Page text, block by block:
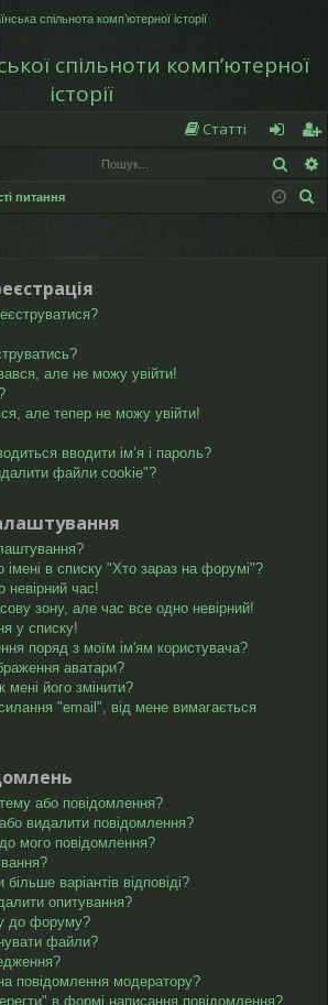
спільноти компʼютерної
історії
Статті
хі
д
еє
ст
питання
але не можу увійти!
але тепер не можу увійти!
вводити ім’я і пароль?
файли cookie"?
імені в списку "Хто зараз на форумі"?
невірний час!
зону, але час все одно невірний!
у списку!
поряд з моїм ім'ям користувача?
аватари?
мені його змінити?
"email", від мене вимагається
або повідомлення?
видалити повідомлення?
мого повідомлення?
варіантів відповіді?
опитування?
до форуму?
файли?
повідомлення модератору?
в формі написання повідомлення?